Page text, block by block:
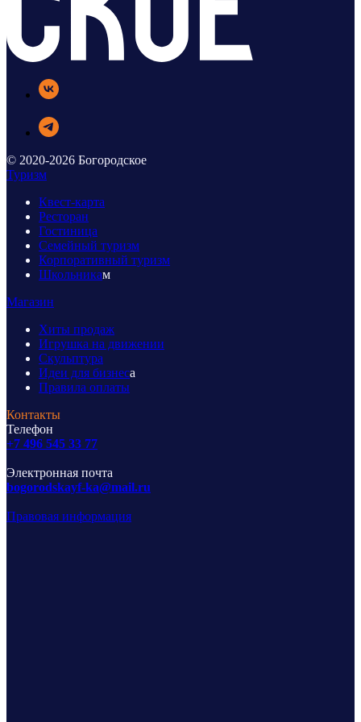
© 2020-2026 Богородское
Туризм
Квест-карта
Ресторан
Гостиница
Семейный туризм
Корпоративный туризм
Школьникам
Магазин
Хиты продаж
Игрушка на движении
Скульптура
Идеи для бизнеса
Правила оплаты
Контакты
Телефон
+7 496 545 33 77
Электронная почта
bogorodskayf-ka@mail.ru
Правовая информация